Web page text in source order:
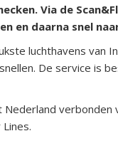
Via de
en daarna snel
luchthavens van
De service is
verbonden